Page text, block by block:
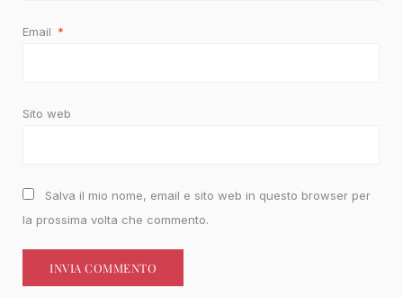
Email *
Sito web
Salva il mio nome, email e sito web in questo browser per
la prossima volta che commento.